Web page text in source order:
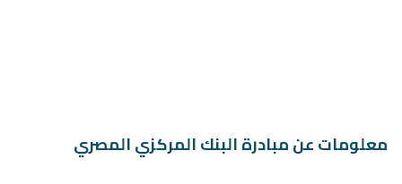
معلومات عن مبادرة البنك المركزي المصري